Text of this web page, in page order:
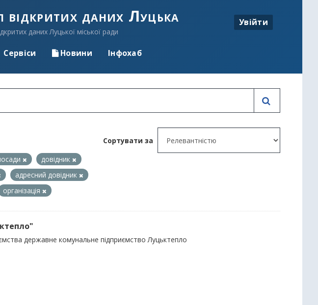
відкритих даних Луцька
даних Луцької міської ради
Увійти
Сервіси Новини Інфохаб
Сортувати за
довідник
адресний довідник
організація
державне комунальне підприємство Луцьктепло